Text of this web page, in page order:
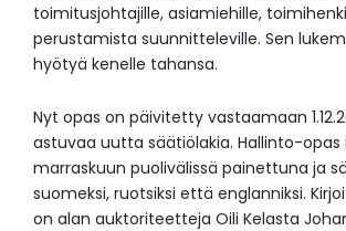
toimitusjohtajille, asiamiehille,
perustamista suunnitteleville. Sen
hyötyä kenelle tahansa.
Nyt opas on päivitetty vastaamaan
astuvaa uutta säätiölakia. Hallinto-opas
marraskuun puolivälissä painettuna ja
suomeksi, ruotsiksi että englanniksi.
on alan auktoriteetteja Oili Kelasta